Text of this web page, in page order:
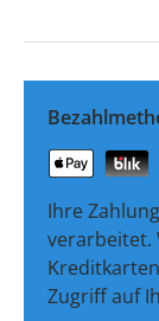
Ihre
verarbeitet.
Zugriff auf